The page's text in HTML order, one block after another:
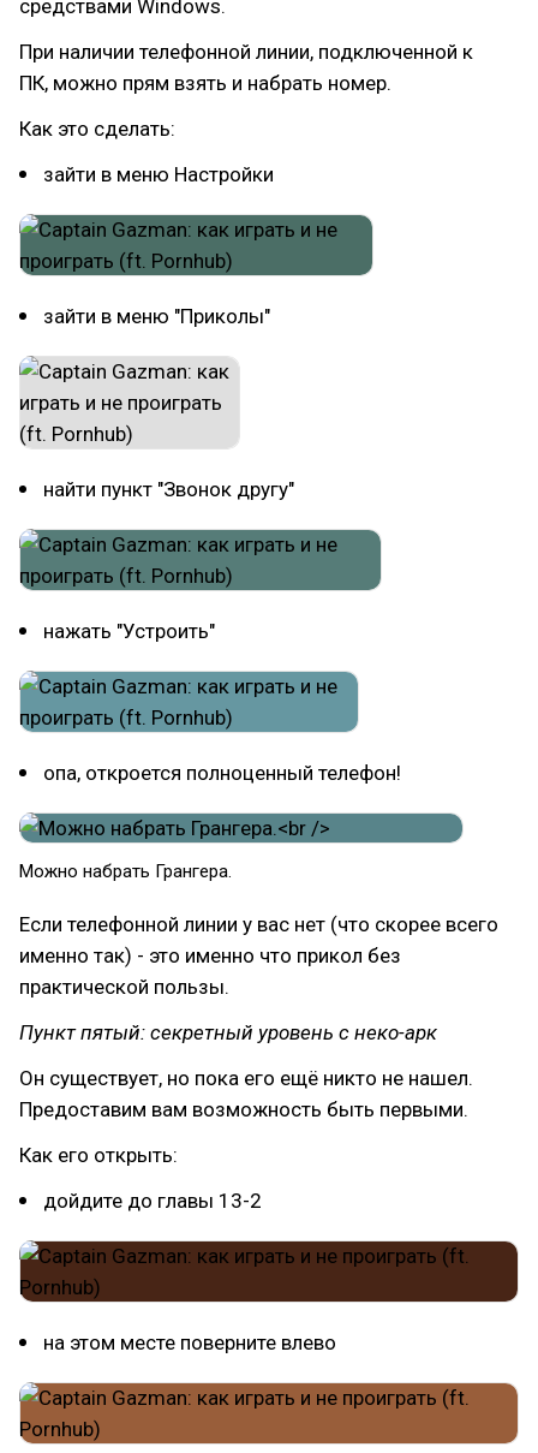
средствами Windows.
При наличии телефонной линии, подключенной к
ПК, можно прям взять и набрать номер.
Как это сделать:
зайти в меню Настройки
зайти в меню "Приколы"
найти пункт "Звонок другу"
нажать "Устроить"
опа, откроется полноценный телефон!
Можно набрать Грангера.
Если телефонной линии у вас нет (что скорее всего
именно так) - это именно что прикол без
практической пользы.
Пункт пятый: секретный уровень с неко-арк
Он существует, но пока его ещё никто не нашел.
Предоставим вам возможность быть первыми.
Как его открыть:
дойдите до главы 13-2
на этом месте поверните влево